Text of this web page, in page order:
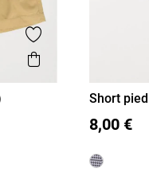
Ajouter aux favoris
Aperçu rapide
XXS/12A
Short
8,00 €